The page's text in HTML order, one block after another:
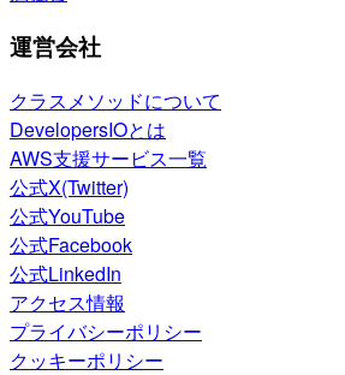
運営会社
クラスメソッドについて
DevelopersIOとは
AWS支援サービス一覧
公式X(Twitter)
公式YouTube
公式Facebook
公式LinkedIn
アクセス情報
プライバシーポリシー
クッキーポリシー